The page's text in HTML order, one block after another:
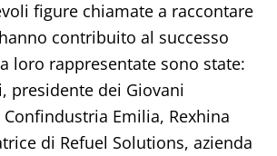
figure chiamate a raccontare
contribuito al successo
loro rappresentate sono state:
presidente dei Giovani
Emilia, Rexhina
di Refuel Solutions, azienda